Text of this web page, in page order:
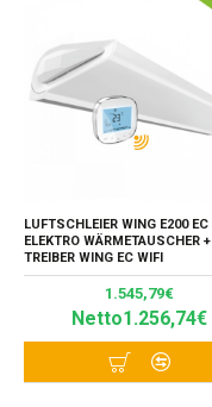
LUFTSCHLEIER WING E200 EC
ELEKTRO WÄRMETAUSCHER +
TREIBER WING EC WIFI
1.545,79€
Netto1.256,74€